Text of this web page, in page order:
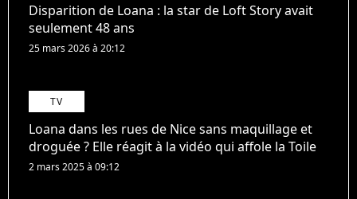
Disparition de Loana : la star de Loft Story avait
seulement 48 ans
25 mars 2026 à 20:12
TV
Loana dans les rues de Nice sans maquillage et
droguée ? Elle réagit à la vidéo qui affole la Toile
2 mars 2025 à 09:12